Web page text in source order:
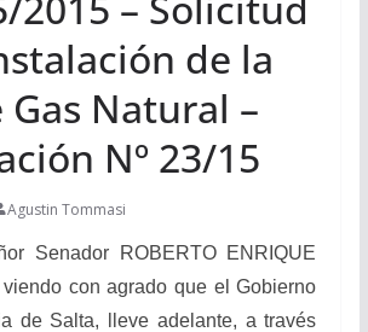
de la
Gas Natural –
Nº 23/15
Agustin Tommasi
Senador ROBERTO ENRIQUE
viendo con agrado que el Gobierno
de Salta, lleve adelante, a través